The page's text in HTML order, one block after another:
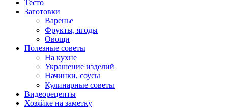
Тесто
Заготовки
Варенье
Фрукты, ягоды
Овощи
Полезные советы
На кухне
Украшение изделий
Начинки, соусы
Кулинарные советы
Видеорецепты
Хозяйке на заметку